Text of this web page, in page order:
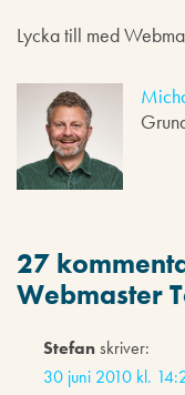
Lycka till med
27
Webmaster
Stefanskriver:
30 juni 2010 kl.